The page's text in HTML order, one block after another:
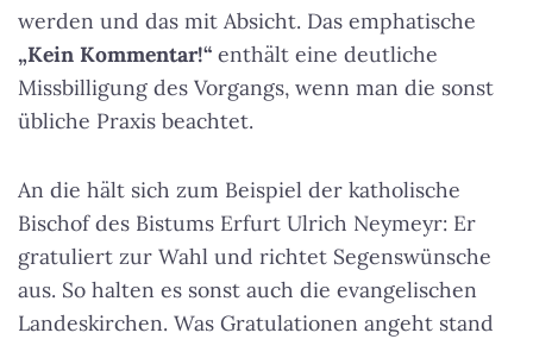
werden und das mit Absicht. Das emphatische
„Kein Kommentar!“ enthält eine deutliche
Missbilligung des Vorgangs, wenn man die sonst
übliche Praxis beachtet.
An die hält sich zum Beispiel der katholische
Bischof des Bistums Erfurt Ulrich Neymeyr: Er
gratuliert zur Wahl und richtet Segenswünsche
aus. So halten es sonst auch die evangelischen
Landeskirchen. Was Gratulationen angeht stand